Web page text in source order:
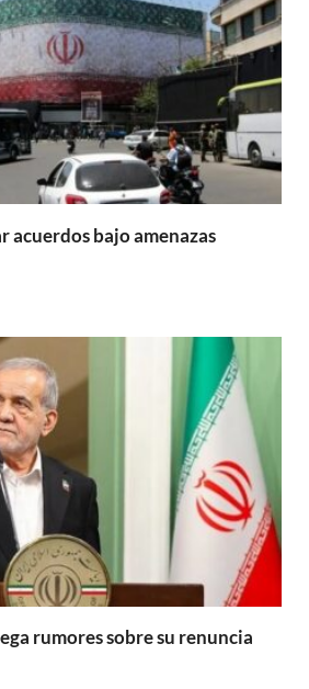
acuerdos bajo amenazas
rumores sobre su renuncia